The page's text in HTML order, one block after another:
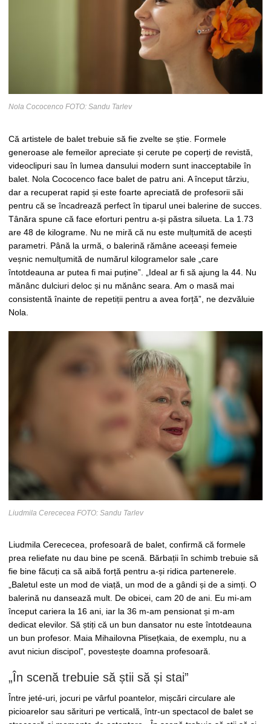
Nola Cococenco FOTO: Sandu Tarlev
Că artistele de balet trebuie să fie zvelte se știe. Formele
generoase ale femeilor apreciate și cerute pe coperți de revistă,
videoclipuri sau în lumea dansului modern sunt inacceptabile în
balet. Nola Cococenco face balet de patru ani. A început târziu,
dar a recuperat rapid și este foarte apreciată de profesorii săi
pentru că se încadrează perfect în tiparul unei balerine de succes.
Tânăra spune că face eforturi pentru a-și păstra silueta. La 1.73
are 48 de kilograme. Nu ne miră că nu este mulțumită de acești
parametri. Până la urmă, o balerină rămâne aceeași femeie
veșnic nemulțumită de numărul kilogramelor sale „care
întotdeauna ar putea fi mai puține”. „Ideal ar fi să ajung la 44. Nu
mănânc dulciuri deloc și nu mănânc seara. Am o masă mai
consistentă înainte de repetiții pentru a avea forță”, ne dezvăluie
Nola.
Liudmila Cerececea FOTO: Sandu Tarlev
Liudmila Cerececea, profesoară de balet, confirmă că formele
prea reliefate nu dau bine pe scenă. Bărbații în schimb trebuie să
fie bine făcuți ca să aibă forță pentru a-și ridica partenerele.
„Baletul este un mod de viață, un mod de a gândi și de a simți. O
balerină nu dansează mult. De obicei, cam 20 de ani. Eu mi-am
început cariera la 16 ani, iar la 36 m-am pensionat și m-am
dedicat elevilor. Să știți că un bun dansator nu este întotdeauna
un bun profesor. Maia Mihailovna Plisețkaia, de exemplu, nu a
avut niciun discipol”, povestește doamna profesoară.
„În scenă trebuie să știi să și stai”
Între jeté-uri, jocuri pe vârful poantelor, mișcări circulare ale
picioarelor sau sărituri pe verticală, într-un spectacol de balet se